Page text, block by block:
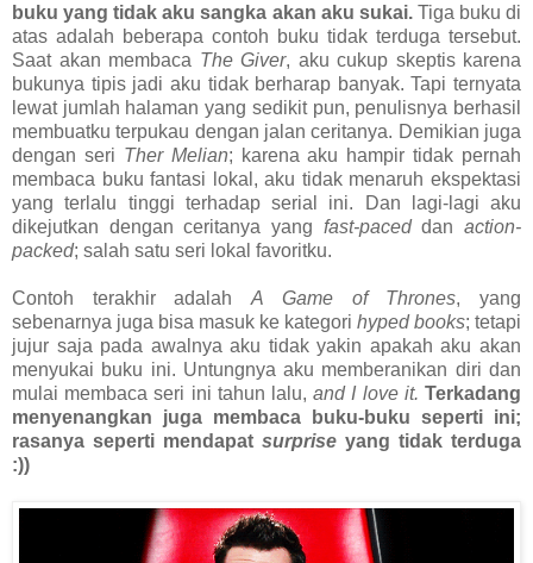
buku yang tidak aku sangka akan aku sukai. Tiga buku di
atas adalah beberapa contoh buku tidak terduga tersebut.
Saat akan membaca The Giver, aku cukup skeptis karena
bukunya tipis jadi aku tidak berharap banyak. Tapi ternyata
lewat jumlah halaman yang sedikit pun, penulisnya berhasil
membuatku terpukau dengan jalan ceritanya. Demikian juga
dengan seri Ther Melian; karena aku hampir tidak pernah
membaca buku fantasi lokal, aku tidak menaruh ekspektasi
yang terlalu tinggi terhadap serial ini. Dan lagi-lagi aku
dikejutkan dengan ceritanya yang fast-paceddanaction-
packed; salah satu seri lokal favoritku.
Contoh terakhir adalahA Game of Thrones, yang
sebenarnya juga bisa masuk ke kategori hyped books; tetapi
jujur saja pada awalnya aku tidak yakin apakah aku akan
menyukai buku ini. Untungnya aku memberanikan diri dan
mulai membaca seri ini tahun lalu,and I love it.Terkadang
menyenangkan juga membaca buku-buku seperti ini;
rasanya seperti mendapat surprise yang tidak terduga
:))